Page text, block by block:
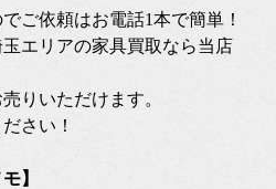
ご依頼はお電話1本で簡単！
エリアの家具買取なら当店
りいただけます。
さい！
】